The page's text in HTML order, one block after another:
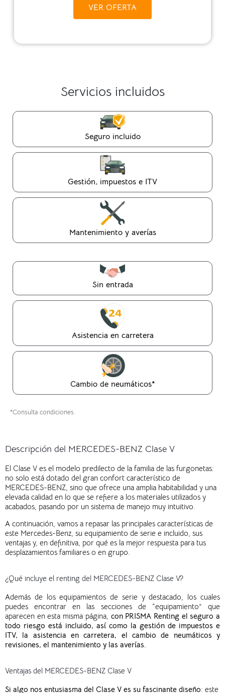
VER OFERTA
Servicios incluidos
Seguro incluido
Gestión, impuestos e ITV
Mantenimiento y averías
Sin entrada
Asistencia en carretera
Cambio de neumáticos*
*Consulta condiciones.
Descripción del MERCEDES-BENZ Clase V
El Clase V es el modelo predilecto de la familia de las furgonetas:
no solo está dotado del gran confort característico de
MERCEDES-BENZ, sino que ofrece una amplia habitabilidad y una
elevada calidad en lo que se refiere a los materiales utilizados y
acabados, pasando por un sistema de manejo muy intuitivo.
A continuación, vamos a repasar las principales características de
este Mercedes-Benz, su equipamiento de serie e incluido, sus
ventajas y, en definitiva, por qué es la mejor respuesta para tus
desplazamientos familiares o en grupo.
¿Qué incluye el renting del MERCEDES-BENZ Clase V?
Además de losequipamientos de serie y destacado, los cuales
puedesencontraren las seccionesde “equipamiento” que
aparecen en esta misma página, con PRISMA Renting el seguro a
todo riesgo está incluido, así como la gestión de impuestos e
ITV, la asistencia en carretera, el cambio de neumáticos y
revisiones, el mantenimiento y las averías.
Ventajas del MERCEDES-BENZ Clase V
Si algo nos entusiasma del Clase V es su fascinante diseño: este